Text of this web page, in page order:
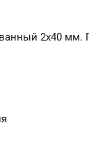
2х40